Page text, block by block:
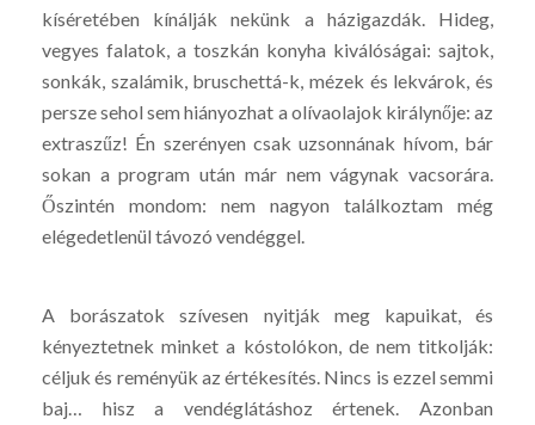
kíséretében kínálják nekünk a házigazdák. Hideg,
vegyes falatok, a toszkán konyha kiválóságai: sajtok,
sonkák, szalámik, bruschettá-k, mézek és lekvárok, és
persze sehol sem hiányozhat a olívaolajok királynője: az
extraszűz! Én szerényen csak uzsonnának hívom, bár
sokan a program után már nem vágynak vacsorára.
Őszintén mondom: nem nagyon találkoztam még
elégedetlenül távozó vendéggel.
A borászatok szívesen nyitják meg kapuikat, és
kényeztetnek minket a kóstolókon, de nem titkolják:
céljuk és reményük az értékesítés. Nincs is ezzel semmi
baj… hisz a vendéglátáshoz értenek. Azonban